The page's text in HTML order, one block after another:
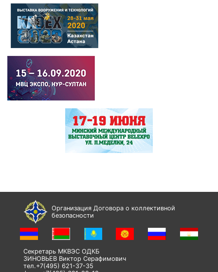
Организация Договора о коллективной
безопасности
Секретарь МКВЭС ОДКБ
ЗИНОВЬЕВ Виктор Серафимович
тел.+7(495) 621-37-35